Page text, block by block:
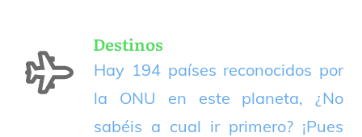
Destinos
Hay 194 países reconocidos por
la ONU en este planeta, ¿No
sabéis a cual ir primero? ¡Pues